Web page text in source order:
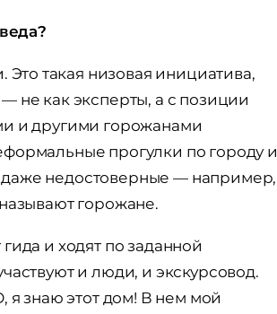
такая низовая инициатива,
не как эксперты, а с позиции
и другими горожанами
прогулки по городу и
недостоверные — например,
горожане.
и ходят по заданной
и люди, и экскурсовод.
я знаю этот дом! В нем мой